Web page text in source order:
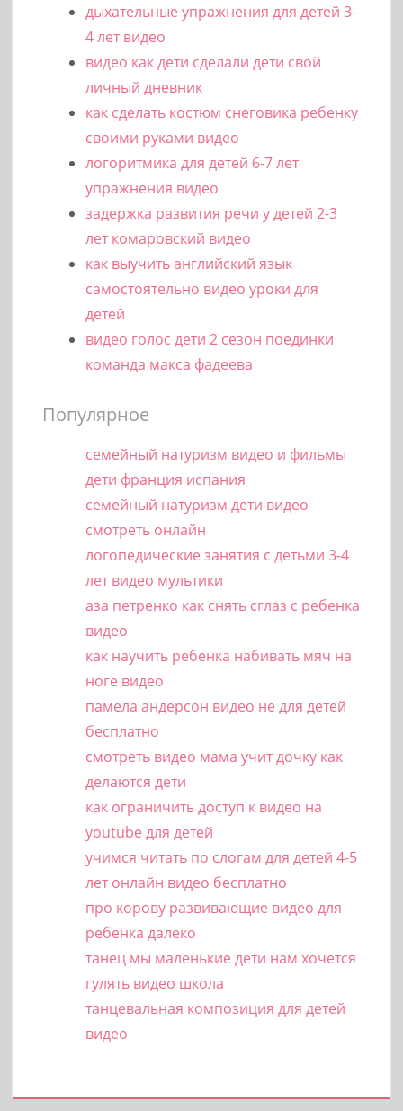
дыхательные упражнения для детей 3-
4 лет видео
видео как дети сделали дети свой
личный дневник
как сделать костюм снеговика ребенку
своими руками видео
логоритмика для детей 6-7 лет
упражнения видео
задержка развития речи у детей 2-3
лет комаровский видео
как выучить английский язык
самостоятельно видео уроки для
детей
видео голос дети 2 сезон поединки
команда макса фадеева
Популярное
семейный натуризм видео и фильмы
дети франция испания
семейный натуризм дети видео
смотреть онлайн
логопедические занятия с детьми 3-4
лет видео мультики
аза петренко как снять сглаз с ребенка
видео
как научить ребенка набивать мяч на
ноге видео
памела андерсон видео не для детей
бесплатно
смотреть видео мама учит дочку как
делаются дети
как ограничить доступ к видео на
youtube для детей
учимся читать по слогам для детей 4-5
лет онлайн видео бесплатно
про корову развивающие видео для
ребенка далеко
танец мы маленькие дети нам хочется
гулять видео школа
танцевальная композиция для детей
видео